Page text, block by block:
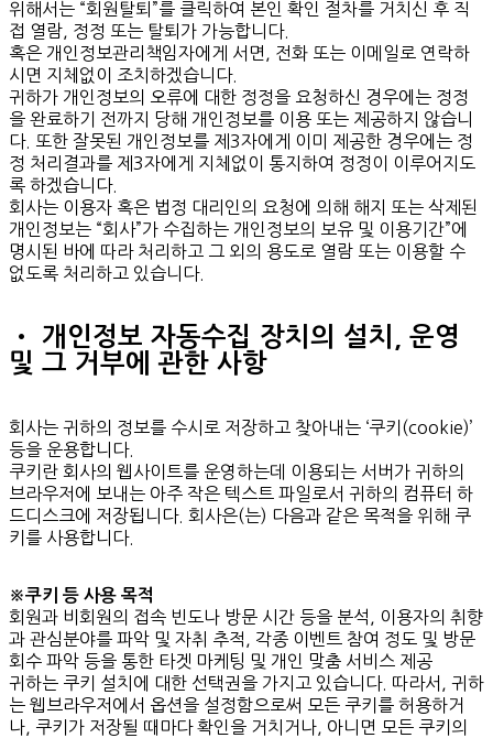
위해서는 “회원탈퇴”를 클릭하여 본인 확인 절차를 거치신 후 직
접 열람, 정정 또는 탈퇴가 가능합니다.
혹은 개인정보관리책임자에게 서면, 전화 또는 이메일로 연락하
시면 지체없이 조치하겠습니다.
귀하가 개인정보의 오류에 대한 정정을 요청하신 경우에는 정정
을 완료하기 전까지 당해 개인정보를 이용 또는 제공하지 않습니
다. 또한 잘못된 개인정보를 제3자에게 이미 제공한 경우에는 정
정 처리결과를 제3자에게 지체없이 통지하여 정정이 이루어지도
록 하겠습니다.
회사는 이용자 혹은 법정 대리인의 요청에 의해 해지 또는 삭제된
개인정보는 “회사”가 수집하는 개인정보의 보유 및 이용기간”에
명시된 바에 따라 처리하고 그 외의 용도로 열람 또는 이용할 수
없도록 처리하고 있습니다.
• 개인정보 자동수집 장치의 설치, 운영
및 그 거부에 관한 사항
회사는 귀하의 정보를 수시로 저장하고 찾아내는 ‘쿠키(cookie)’
등을 운용합니다.
쿠키란 회사의 웹사이트를 운영하는데 이용되는 서버가 귀하의
브라우저에 보내는 아주 작은 텍스트 파일로서 귀하의 컴퓨터 하
드디스크에 저장됩니다. 회사은(는) 다음과 같은 목적을 위해 쿠
키를 사용합니다.
※쿠키 등 사용 목적
회원과 비회원의 접속 빈도나 방문 시간 등을 분석, 이용자의 취향
과 관심분야를 파악 및 자취 추적, 각종 이벤트 참여 정도 및 방문
회수 파악 등을 통한 타겟 마케팅 및 개인 맞춤 서비스 제공
귀하는 쿠키 설치에 대한 선택권을 가지고 있습니다. 따라서, 귀하
는 웹브라우저에서 옵션을 설정함으로써 모든 쿠키를 허용하거
나, 쿠키가 저장될 때마다 확인을 거치거나, 아니면 모든 쿠키의